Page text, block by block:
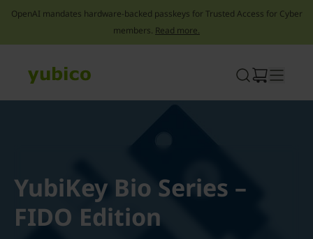
OpenAI mandates hardware-backed passkeys for Trusted Access for Cyber
members. Read more.
YubiKey Bio Series –
FIDO Edition